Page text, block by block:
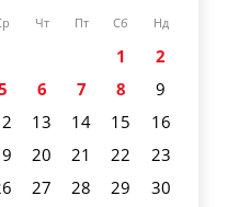
Чт Пт Сб Нд
1
2
6 7 8
9
13 14 15
16
20 21 22
23
27 28 29
30